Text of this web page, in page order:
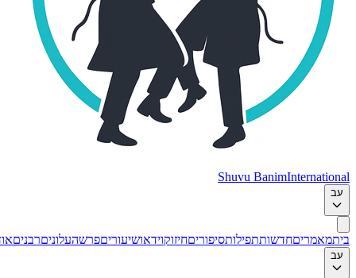
Shuvu Banim
מאמריםחדשותתפילותסיפוריםחיזוקוידאושיעוריםפרשהעלוניםרבניםאודות